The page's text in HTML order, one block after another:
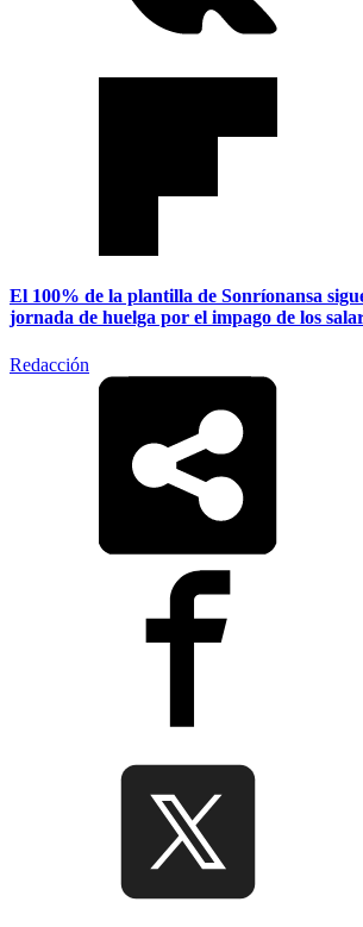
El 100% de la plantilla de Sonríonansa
jornada de huelga por el impago de los
Redacción